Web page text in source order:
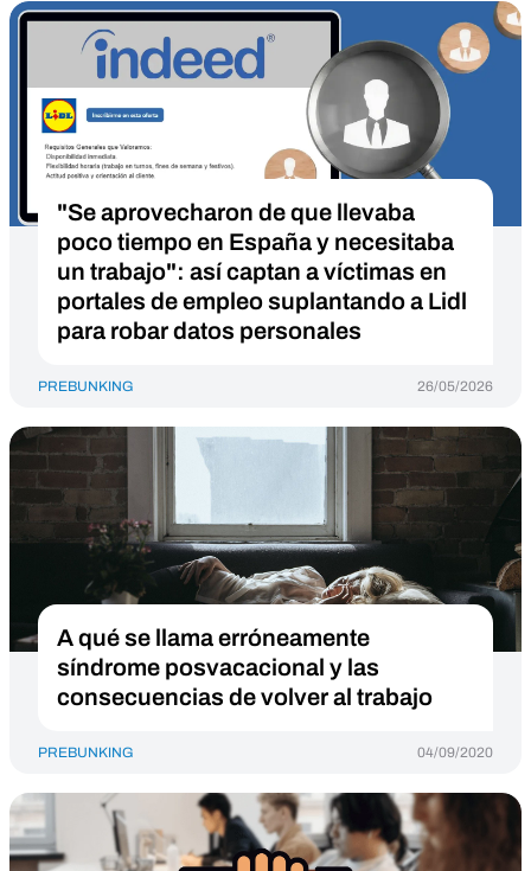
"Se aprovecharon de que llevaba
poco tiempo en España y necesitaba
un trabajo": así captan a víctimas en
portales de empleo suplantando a Lidl
para robar datos personales
PREBUNKING 26/05/2026
A qué se llama erróneamente
síndrome posvacacional y las
consecuencias de volver al trabajo
PREBUNKING 04/09/2020